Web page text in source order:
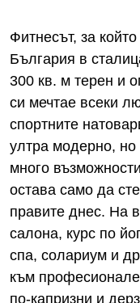
Фитнесът, за
България в
300 кв. м терен и
си мечтае всеки
спортните
ултра модерно, но
много
остава само да
правите днес. На
салона, курс по
спа, солариум и
към
по-капризни и